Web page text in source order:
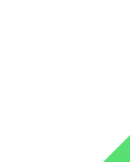
для
для
для